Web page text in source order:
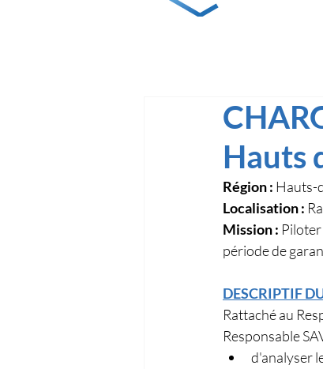
Hauts
Région : Hauts-
Localisation :
Mission : Piloter
période de
DESCRIPTIF
Rattaché au
Responsable
d'analyser